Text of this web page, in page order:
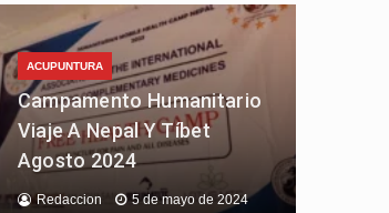
ACUPUNTURA
Campamento Humanitario
Viaje A Nepal Y Tíbet
Agosto 2024
Redaccion 5 de mayo de 2024